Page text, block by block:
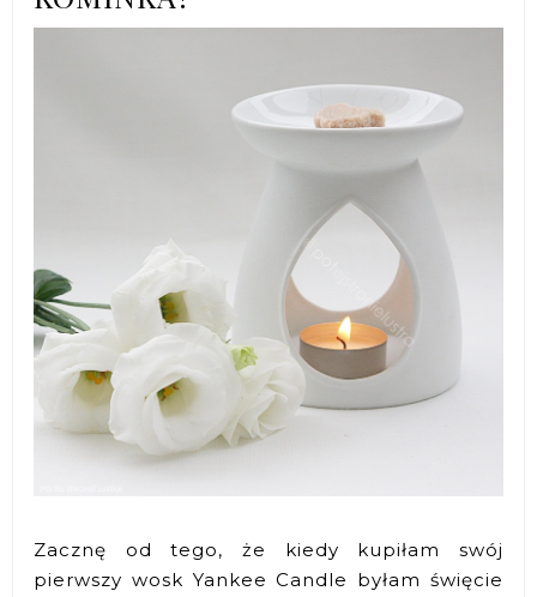
Zacznę od tego, że kiedy kupiłam swój
pierwszy wosk Yankee Candle byłam święcie